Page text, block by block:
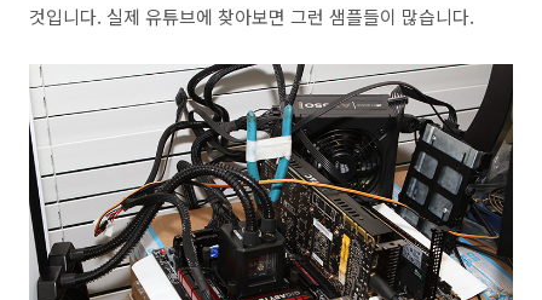
것입니다. 실제 유튜브에 찾아보면 그런 샘플들이 많습니다.